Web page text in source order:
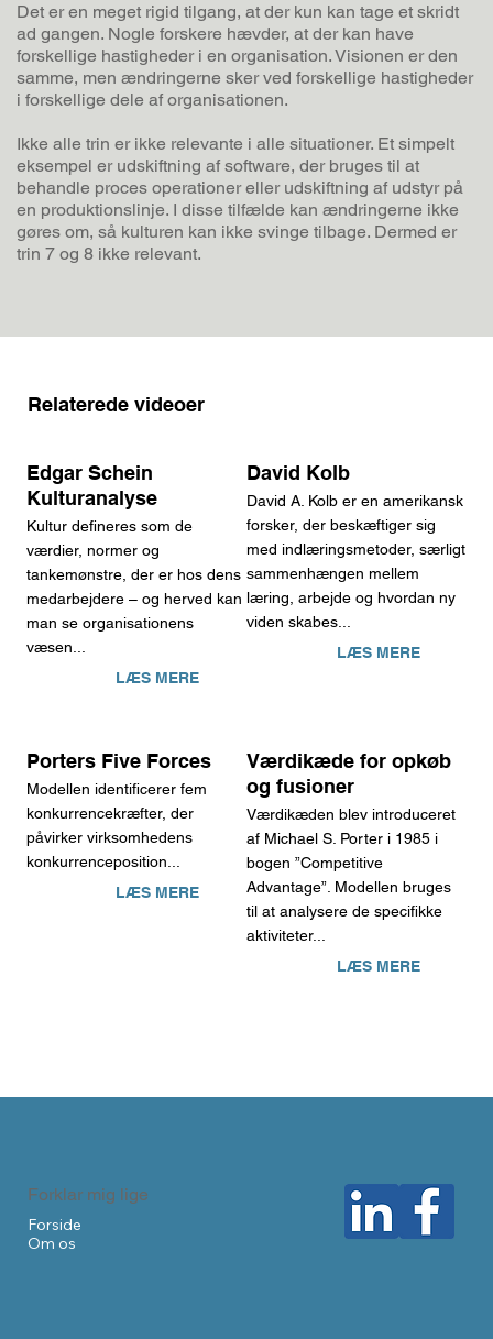
Det er en meget rigid tilgang, at der kun kan tage et skridt
ad gangen. Nogle forskere hævder, at der kan have
forskellige hastigheder i en organisation. Visionen er den
samme, men ændringerne sker ved forskellige hastigheder
i forskellige dele af organisationen.
Ikke alle trin er ikke relevante i alle situationer. Et simpelt
eksempel er udskiftning af software, der bruges til at
behandle proces operationer eller udskiftning af udstyr på
en produktionslinje. I disse tilfælde kan ændringerne ikke
gøres om, så kulturen kan ikke svinge tilbage. Dermed er
trin 7 og 8 ikke relevant.
Relaterede videoer
Edgar Schein
Kulturanalyse
Kultur defineres som de
værdier, normer og
tankemønstre, der er hos dens
medarbejdere – og herved kan
man se organisationens
væsen...
LÆS MERE
David Kolb
David A. Kolb er en amerikansk
forsker, der beskæftiger sig
med indlæringsmetoder, særligt
sammenhængen mellem
læring, arbejde og hvordan ny
viden skabes...
LÆS MERE
Porters Five Forces
Modellen identificerer fem
konkurrencekræfter, der
påvirker virksomhedens
konkurrenceposition...
LÆS MERE
Værdikæde for opkøb
og fusioner
​Værdikæden blev introduceret
af Michael S. Porter i 1985 i
bogen ”Competitive
Advantage”. Modellen bruges
til at analysere de specifikke
aktiviteter...
LÆS MERE
Forklar mig lige
Forside
Om os